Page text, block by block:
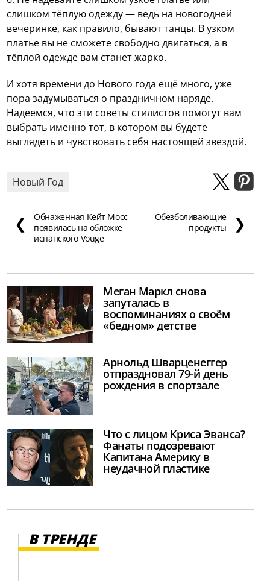
слишком тёплую одежду — ведь на новогодней
вечеринке, как правило, бывают танцы. В узком
платье вы не сможете свободно двигаться, а в
тёплой одежде вам станет жарко.
И хотя времени до Нового года ещё много, уже
пора задумываться о праздничном наряде.
Надеемся, что эти советы стилистов помогут вам
выбрать именно тот, в котором вы будете
выглядеть и чувствовать себя настоящей звездой.
Новый Год
❮
Обнаженная Кейт Мосс
появилась на обложке
испанского Vouge
Обезболивающие
продукты
❯
Меган Маркл снова
запуталась в
воспоминаниях о своём
«бедном» детстве
Арнольд Шварценеггер
отпраздновал 79-й день
рождения в спортзале
Что с лицом Криса Эванса?
Фанаты подозревают
Капитана Америку в
неудачной пластике
В ТРЕНДЕ